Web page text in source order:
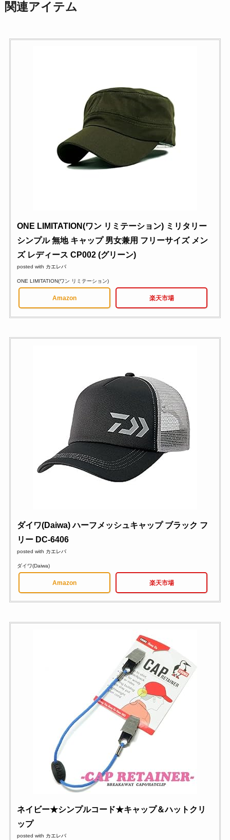
関連アイテム
ONE LIMITATION(ワン リミテーション) ミリタリー
シンプル 無地 キャップ 男女兼用 フリーサイズ メン
ズ レディース CP002 (グリーン)
posted with カエレバ
ONE LIMITATION(ワン リミテーション)
Amazon 楽天市場
ダイワ(Daiwa) ハーフメッシュキャップ ブラック フ
リー DC-6406
posted with カエレバ
ダイワ(Daiwa)
Amazon 楽天市場
ネイビー★シンプルコード★キャップ＆ハットクリ
ップ
posted with カエレバ